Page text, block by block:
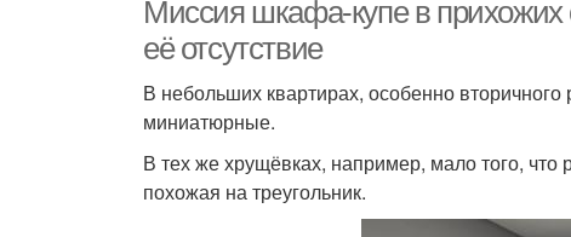
Миссия шкафа-купе в
её отсутствие
В небольших квартирах, особенно
миниатюрные.
В тех же хрущёвках, например, мало того,
похожая на треугольник.